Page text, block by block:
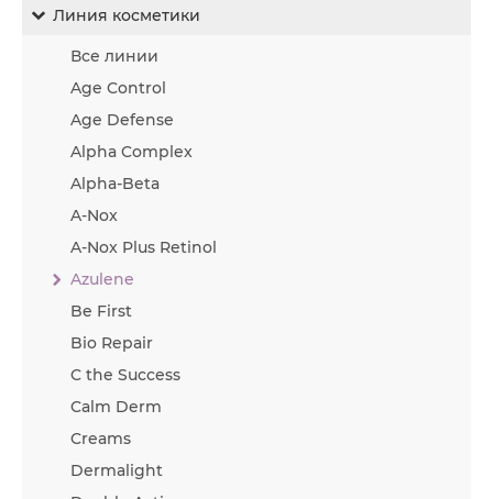
Линия косметики
Все линии
Age Control
Age Defense
Alpha Complex
Alpha-Beta
A-Nox
A-Nox Plus Retinol
Azulene
Be First
Bio Repair
C the Success
Calm Derm
Creams
Dermalight